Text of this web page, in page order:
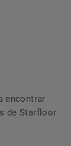
encontrar
de Starfloor